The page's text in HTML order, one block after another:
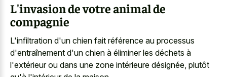
L'invasion de votre animal de
compagnie
L'infiltration d'un chien fait référence au processus
d'entraînement d'un chien à éliminer les déchets à
l'extérieur ou dans une zone intérieure désignée, plutôt